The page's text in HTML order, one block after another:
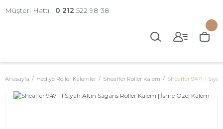
Müşteri Hattı : 0 212 522 98 38
Anasayfa Hediye Roller Kalemler Sheaffer Roller Kalem Sheaffer 9471-1